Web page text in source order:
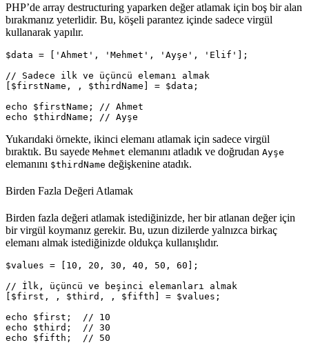
PHP’de array destructuring yaparken değer atlamak için boş bir alan
bırakmanız yeterlidir. Bu, köşeli parantez içinde sadece virgül
kullanarak yapılır.
$data = ['Ahmet', 'Mehmet', 'Ayşe', 'Elif'];
// Sadece ilk ve üçüncü elemanı almak
[$firstName, , $thirdName] = $data;
echo $firstName; // Ahmet
Yukarıdaki örnekte, ikinci elemanı atlamak için sadece virgül
bıraktık. Bu sayede Mehmet elemanını atladık ve doğrudan Ayşe
elemanını $thirdName değişkenine atadık.
Birden Fazla Değeri Atlamak
Birden fazla değeri atlamak istediğinizde, her bir atlanan değer için
bir virgül koymanız gerekir. Bu, uzun dizilerde yalnızca birkaç
elemanı almak istediğinizde oldukça kullanışlıdır.
$values = [10, 20, 30, 40, 50, 60];
// İlk, üçüncü ve beşinci elemanları almak
[$first, , $third, , $fifth] = $values;
echo $first;  // 10
echo $third;  // 30